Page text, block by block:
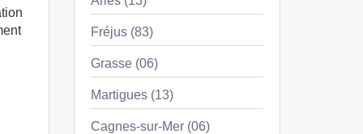
Fréjus (83)
Grasse (06)
Martigues (13)
Cagnes-sur-Mer (06)